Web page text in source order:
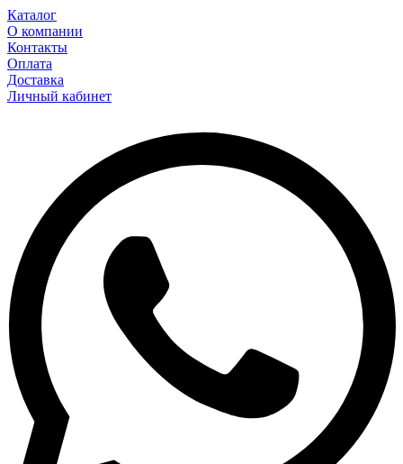
Каталог
О компании
Контакты
Оплата
Доставка
Личный кабинет